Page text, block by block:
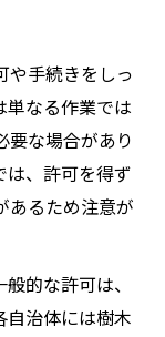
や手続きをしっ
なる作業では
な場合があり
は、許可を得ず
あるため注意が
的な許可は、
自治体には樹木